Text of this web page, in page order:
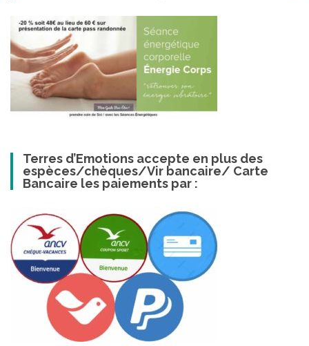
Terres d’Emotions accepte en plus des
espèces/chèques/Vir bancaire/ Carte
Bancaire les paiements par :